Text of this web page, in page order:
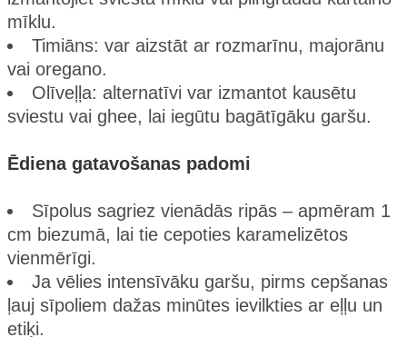
mīklu.
Timiāns: var aizstāt ar rozmarīnu, majorānu
vai oregano.
Olīveļļa: alternatīvi var izmantot kausētu
sviestu vai ghee, lai iegūtu bagātīgāku garšu.
Ēdiena gatavošanas padomi
Sīpolus sagriez vienādās ripās – apmēram 1
cm biezumā, lai tie cepoties karamelizētos
vienmērīgi.
Ja vēlies intensīvāku garšu, pirms cepšanas
ļauj sīpoliem dažas minūtes ievilkties ar eļļu un
etiķi.